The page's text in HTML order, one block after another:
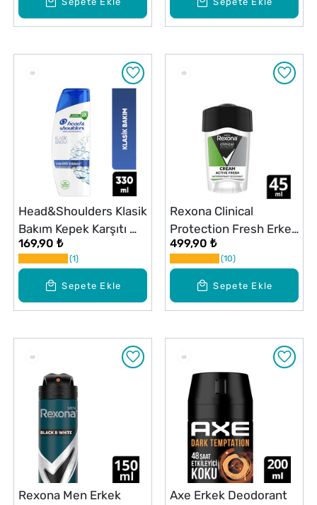
Sepete Ekle
Head&Shoulders Klasik
Bakım Kepek Karşıtı
Günlük Kullanım
Şampuan 330 ml
169,90 ₺
1
Sepete Ekle
Rexona Clinical
Protection Fresh Erkek
Stick
499,90 ₺
10
Rexona Men Erkek
Axe Erkek Deodorant